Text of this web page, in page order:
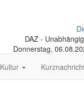
DAZ -
Donnerstag,
Kultur